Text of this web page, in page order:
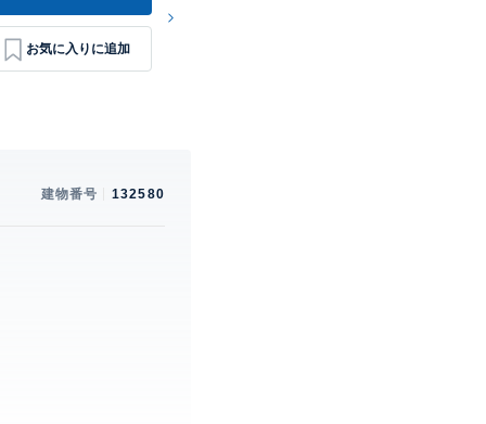
建物番号 132580